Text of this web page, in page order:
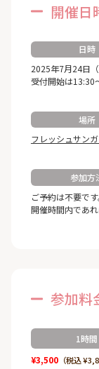
開催日
日時
2025年7月24日
受付開始は13:30
場所
フレッシュサン
参加方
ご予約は不要で
開催時間内であ
参加料
1時間
¥3,500（税込